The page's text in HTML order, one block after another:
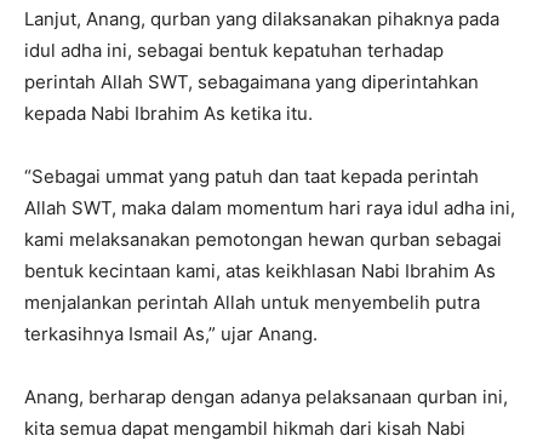
Lanjut, Anang, qurban yang dilaksanakan pihaknya pada
idul adha ini, sebagai bentuk kepatuhan terhadap
perintah Allah SWT, sebagaimana yang diperintahkan
kepada Nabi Ibrahim As ketika itu.
“Sebagai ummat yang patuh dan taat kepada perintah
Allah SWT, maka dalam momentum hari raya idul adha ini,
kami melaksanakan pemotongan hewan qurban sebagai
bentuk kecintaan kami, atas keikhlasan Nabi Ibrahim As
menjalankan perintah Allah untuk menyembelih putra
terkasihnya Ismail As,” ujar Anang.
Anang, berharap dengan adanya pelaksanaan qurban ini,
kita semua dapat mengambil hikmah dari kisah Nabi